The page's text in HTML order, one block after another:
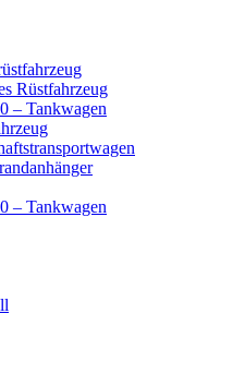
Rüstfahrzeug
– Tankwagen
– Tankwagen